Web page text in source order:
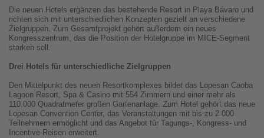
Die neuen Hotels ergänzen das bestehende Resort in Playa Bávaro und
richten sich mit unterschiedlichen Konzepten gezielt an verschiedene
Zielgruppen. Zum Gesamtprojekt gehört außerdem ein neues
Kongresszentrum, das die Position der Hotelgruppe im MICE-Segment
stärken soll.
Drei Hotels für unterschiedliche Zielgruppen
Den Mittelpunkt des neuen Resortkomplexes bildet das Lopesan Caoba
Lagoon Resort, Spa & Casino mit 554 Zimmern und einer mehr als
110.000 Quadratmeter großen Gartenanlage. Zum Hotel gehört das neue
Lopesan Convention Center, das Veranstaltungen mit bis zu 2.000
Teilnehmern ermöglicht und das Angebot für Tagungs-, Kongress- und
Incentive-Reisen erweitert.